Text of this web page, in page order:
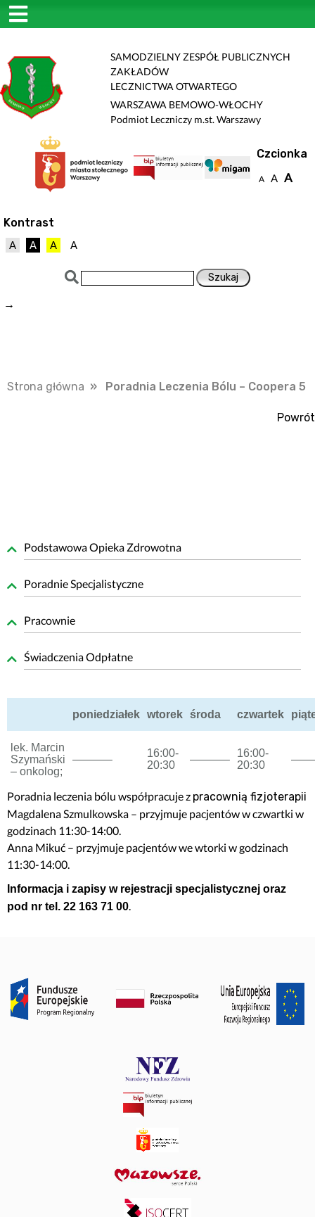
SAMODZIELNY ZESPÓŁ PUBLICZNYCH
ZAKŁADÓW
LECZNICTWA OTWARTEGO
WARSZAWA BEMOWO-WŁOCHY
Podmiot Leczniczy m.st. Warszawy
Czcionka
A A A
Kontrast
A A A A
→
Strona główna » Poradnia Leczenia Bólu – Coopera 5
Powrót
Podstawowa Opieka Zdrowotna
Poradnie Specjalistyczne
Pracownie
Świadczenia Odpłatne
poniedziałek wtorek środa czwartek
lek. Marcin
Szymański
– onkolog;
———–
16:00-
20:30
———–
16:00-
20:30
Poradnia leczenia bólu współpracuje z pracownią fizjoterapii
Magdalena Szmulkowska – przyjmuje pacjentów w czwartki w
godzinach 11:30-14:00.
Anna Mikuć – przyjmuje pacjentów we wtorki w godzinach
11:30-14:00.
Informacja i zapisy w rejestracji specjalistycznej oraz
pod nr tel. 22 163 71 00.